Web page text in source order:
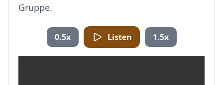
Gruppe.
0.5x Listen 1.5x